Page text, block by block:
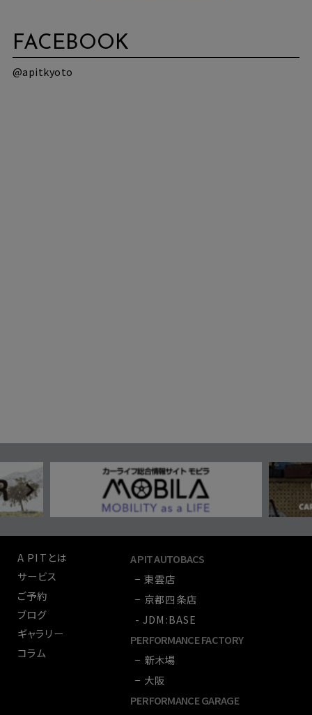
FACEBOOK
@apitkyoto
A PITとは
サービス
ご予約
ブログ
ギャラリー
コラム
A PIT AUTOBACS
− 東雲店
− 京都四条店
- JDM:BASE
PERFORMANCE FACTORY
− 新木場
− 大阪
PERFORMANCE GARAGE